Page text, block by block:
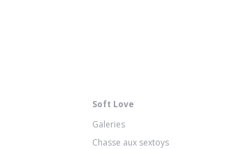
Soft Love
Galeries
Chasse aux sextoys